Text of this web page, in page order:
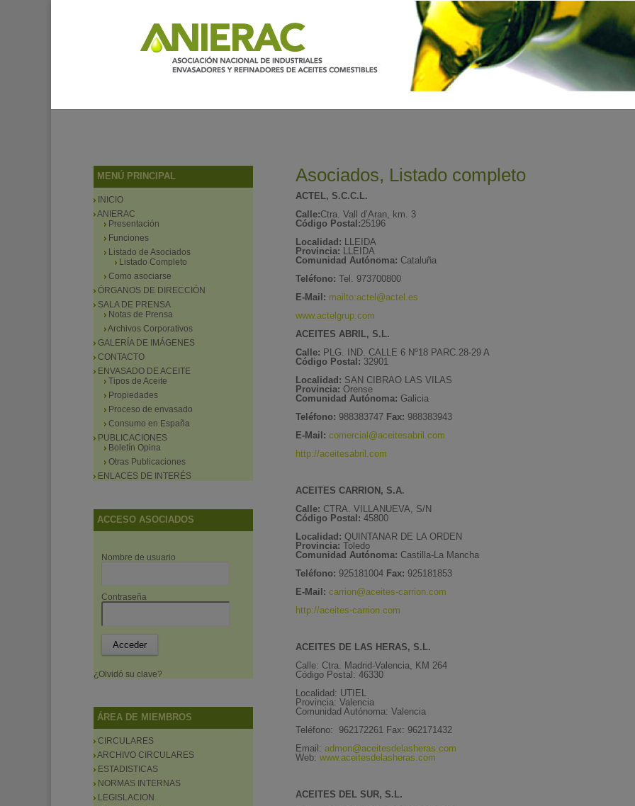
MENÚ PRINCIPAL
INICIO
ANIERAC
Presentación
Funciones
Listado de Asociados
Listado Completo
Como asociarse
ÓRGANOS DE DIRECCIÓN
SALA DE PRENSA
Notas de Prensa
Archivos Corporativos
GALERÍA DE IMÁGENES
CONTACTO
ENVASADO DE ACEITE
Tipos de Aceite
Propiedades
Proceso de envasado
Consumo en España
PUBLICACIONES
Boletín Opina
Otras Publicaciones
ENLACES DE INTERÉS
ACCESO ASOCIADOS
Nombre de usuario
Contraseña
¿Olvidó su clave?
ÁREA DE MIEMBROS
CIRCULARES
ARCHIVO CIRCULARES
ESTADISTICAS
NORMAS INTERNAS
LEGISLACION
Asociados, Listado completo
ACTEL, S.C.C.L.
Calle:Ctra. Vall d’Aran, km. 3
Código Postal:25196
Localidad: LLEIDA
Provincia: LLEIDA
Comunidad Autónoma: Cataluña
Teléfono: Tel. 973700800
E-Mail: mailto:actel@actel.es
www.actelgrup.com
ACEITES ABRIL, S.L.
Calle: PLG. IND. CALLE 6 Nº18 PARC.28-29 A
Código Postal: 32901
Localidad: SAN CIBRAO LAS VILAS
Provincia: Orense
Comunidad Autónoma: Galicia
Teléfono: 988383747 Fax: 988383943
E-Mail: comercial@aceitesabril.com
http://aceitesabril.com
ACEITES CARRION, S.A.
Calle: CTRA. VILLANUEVA, S/N
Código Postal: 45800
Localidad: QUINTANAR DE LA ORDEN
Provincia: Toledo
Comunidad Autónoma: Castilla-La Mancha
Teléfono: 925181004 Fax: 925181853
E-Mail: carrion@aceites-carrion.com
http://aceites-carrion.com
ACEITES DE LAS HERAS, S.L.
Calle: Ctra. Madrid-Valencia, KM 264
Código Postal: 46330
Localidad: UTIEL
Provincia: Valencia
Comunidad Autónoma: Valencia
Teléfono: 962172261 Fax: 962171432
Email: admon@aceitesdelasheras.com
Web: www.aceitesdelasheras.com
ACEITES DEL SUR, S.L.